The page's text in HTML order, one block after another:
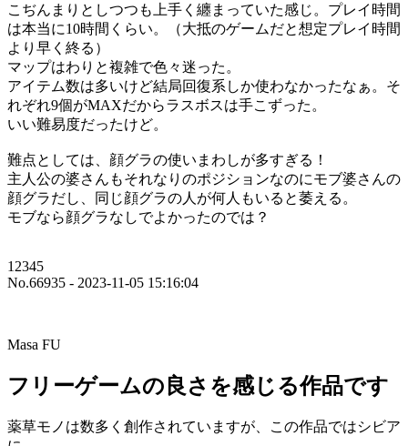
こぢんまりとしつつも上手く纏まっていた感じ。プレイ時間
は本当に10時間くらい。（大抵のゲームだと想定プレイ時間
より早く終る）
マップはわりと複雑で色々迷った。
アイテム数は多いけど結局回復系しか使わなかったなぁ。そ
れぞれ9個がMAXだからラスボスは手こずった。
いい難易度だったけど。
難点としては、顔グラの使いまわしが多すぎる！
主人公の婆さんもそれなりのポジションなのにモブ婆さんの
顔グラだし、同じ顔グラの人が何人もいると萎える。
モブなら顔グラなしでよかったのでは？
12345
No.66935 - 2023-11-05 15:16:04
Masa FU
フリーゲームの良さを感じる作品です
薬草モノは数多く創作されていますが、この作品ではシビア